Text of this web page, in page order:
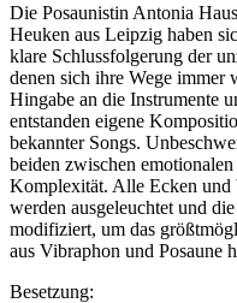
Die Posaunistin Antonia
Heuken aus Leipzig haben
klare Schlussfolgerung der
denen sich ihre Wege immer
Hingabe an die Instrumente
entstanden eigene
bekannter Songs.
beiden zwischen
Komplexität. Alle Ecken und
werden ausgeleuchtet und
modifiziert, um das
aus Vibraphon und Posaune
Besetzung: